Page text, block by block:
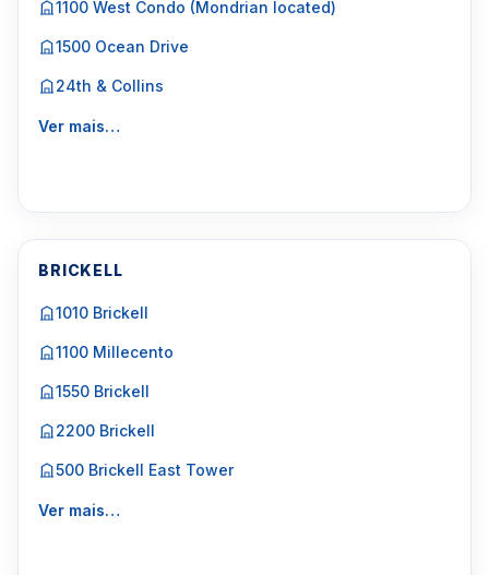
1100 West Condo (Mondrian located)
1500 Ocean Drive
24th & Collins
Ver mais…
BRICKELL
1010 Brickell
1100 Millecento
1550 Brickell
2200 Brickell
500 Brickell East Tower
Ver mais…